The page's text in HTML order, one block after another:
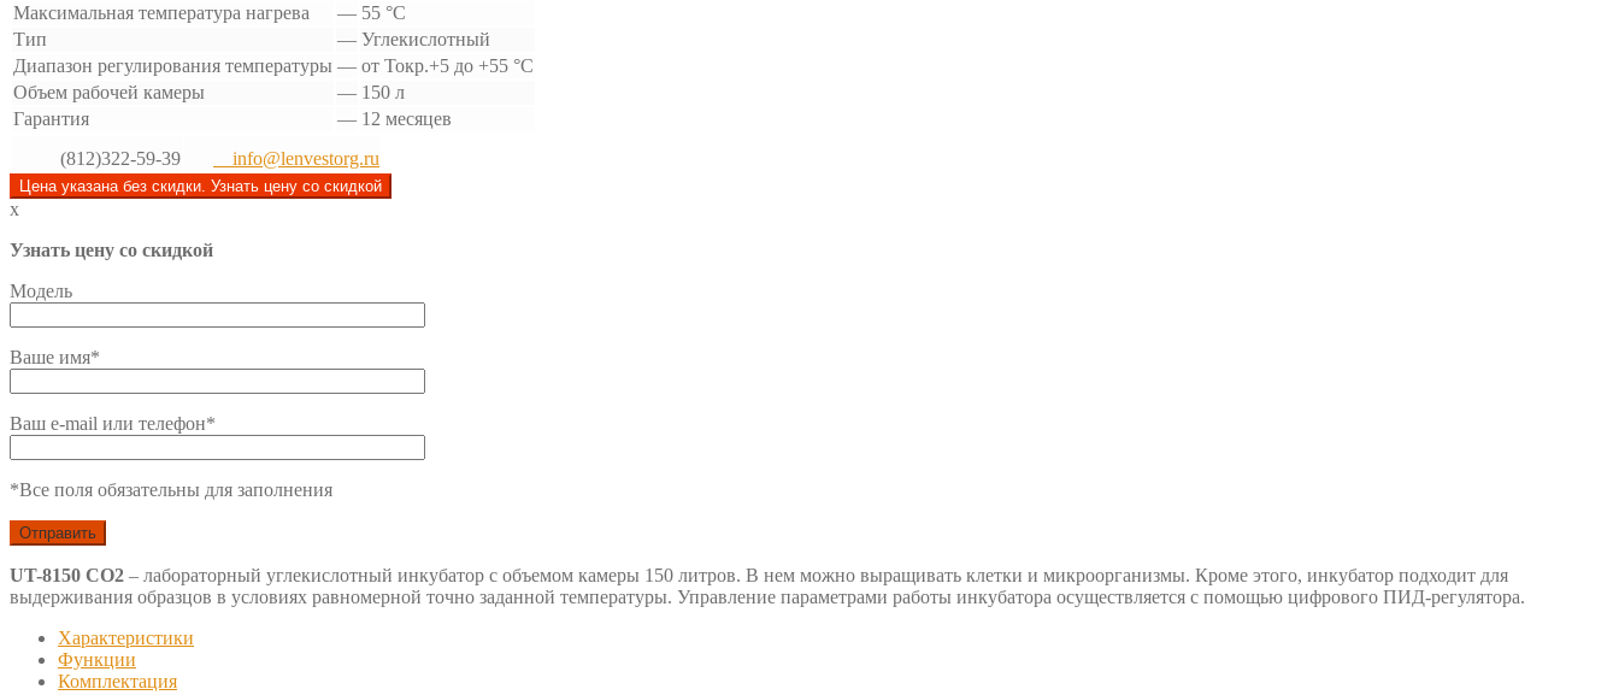
Максимальная температура нагрева — 55 °С
Тип
— Углекислотный
Диапазон регулирования температуры — от Токр.+5 до +55 °С
Объем рабочей камеры
— 150 л
Гарантия
— 12 месяцев
(812)322-59-39
info@lenvestorg.ru
Цена указана без скидки. Узнать цену со скидкой
x
Узнать цену со скидкой
Модель
Ваше имя*
Ваш e-mail или телефон*
*Все поля обязательны для заполнения
UT-8150 СО2 – лабораторный углекислотный инкубатор с объемом камеры 150 литров. В нем можно выращивать клетки и микроорганизмы. Кроме этого, инкубатор подходит для
выдерживания образцов в условиях равномерной точно заданной температуры. Управление параметрами работы инкубатора осуществляется с помощью цифрового ПИД-регулятора.
Характеристики
Функции
Комплектация